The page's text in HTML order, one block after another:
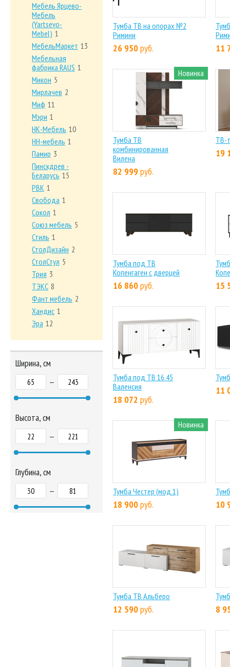
Тумба ТВ на опорах №2
Римини
26 950руб. 11
Новинка
Тумба ТВ
комбинированная
Вилена
82 999руб.
ТВ-
19
Тумба под ТВ
Копенгаген с дверцей
16 860руб. 15
Тумба под ТВ 16.45
Валенсия
18 072 руб.
11
Новинка
Тумба Честер (мод.1)
18 900руб. 10
Тумба ТВ Альберо
12 590руб. 8
Мебель Ярцево-
Mебель
(Yartsevo-
Mebel) 1
МебельМаркет 13
Мебельная
фабрика RAUS 1
Микон 5
Мирлачев 2
Миф 11
Мэри 1
НК-Мебель 10
НН-мебель 1
Памир 3
Пинскдрев -
Беларусь 15
РВК 1
Свобода 1
Сокол 1
Союз мебель 5
Стиль 1
СтолДизайн 2
СтолСтул 5
Трия 3
ТЭКС 8
Фант мебель 2
Хандис 1
Эра 12
Ширина, см
—
Высота, см
—
Глубина, см
—